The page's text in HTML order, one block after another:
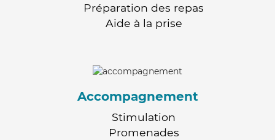
Préparation des repas
Aide à la prise
Accompagnement
Stimulation
Promenades